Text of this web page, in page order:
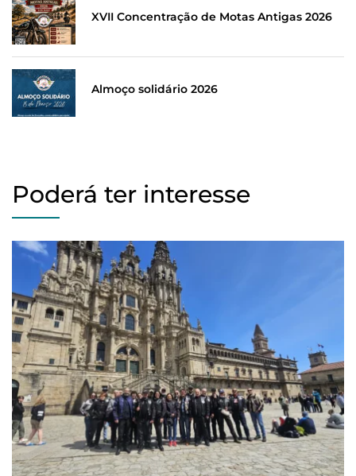
XVII Concentração de Motas Antigas 2026
Almoço solidário 2026
Poderá ter interesse